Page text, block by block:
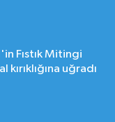
Fıstık Mitingi
uğradı